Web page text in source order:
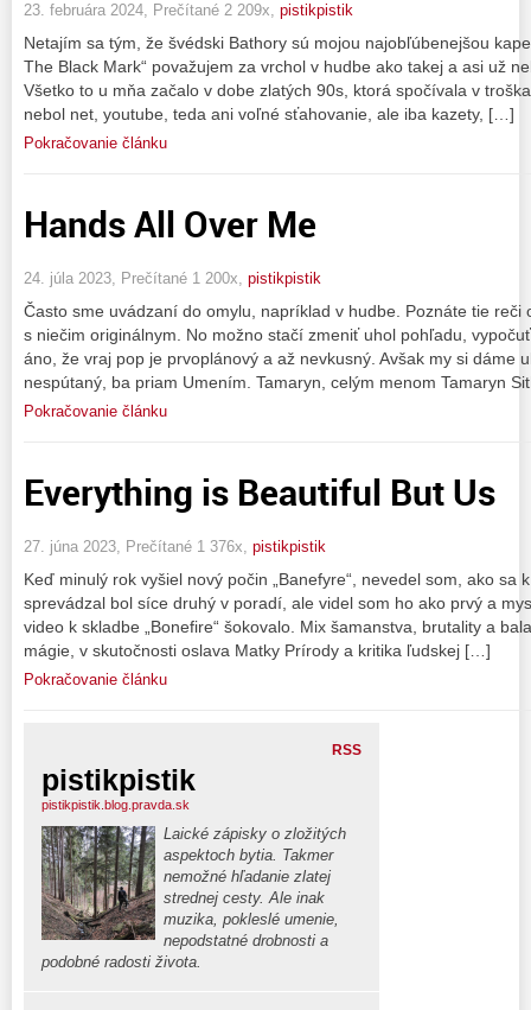
23. februára 2024, Prečítané 2 209x, pistikpistik
Netajím sa tým, že švédski Bathory sú mojou najobľúbenejšou
The Black Mark“ považujem za vrchol v hudbe ako takej a asi už
Všetko to u mňa začalo v dobe zlatých 90s, ktorá spočívala v
nebol net, youtube, teda ani voľné sťahovanie, ale iba kazety, […]
Pokračovanie článku
Hands All Over Me
24. júla 2023, Prečítané 1 200x, pistikpistik
Často sme uvádzaní do omylu, napríklad v hudbe. Poznáte tie
s niečim originálnym. No možno stačí zmeniť uhol pohľadu,
áno, že vraj pop je prvoplánový a až nevkusný. Avšak my si dáme
nespútaný, ba priam Umením. Tamaryn, celým menom Tamaryn
Pokračovanie článku
Everything is Beautiful But Us
27. júna 2023, Prečítané 1 376x, pistikpistik
Keď minulý rok vyšiel nový počin „Banefyre“, nevedel som, ako sa
sprevádzal bol síce druhý v poradí, ale videl som ho ako prvý a
video k skladbe „Bonefire“ šokovalo. Mix šamanstva, brutality a
mágie, v skutočnosti oslava Matky Prírody a kritika ľudskej […]
Pokračovanie článku
RSS
pistikpistik
pistikpistik.blog.pravda.sk
Laické zápisky o zložitých
aspektoch bytia. Takmer
nemožné hľadanie zlatej
strednej cesty. Ale inak
muzika, pokleslé umenie,
nepodstatné drobnosti a
podobné radosti života.